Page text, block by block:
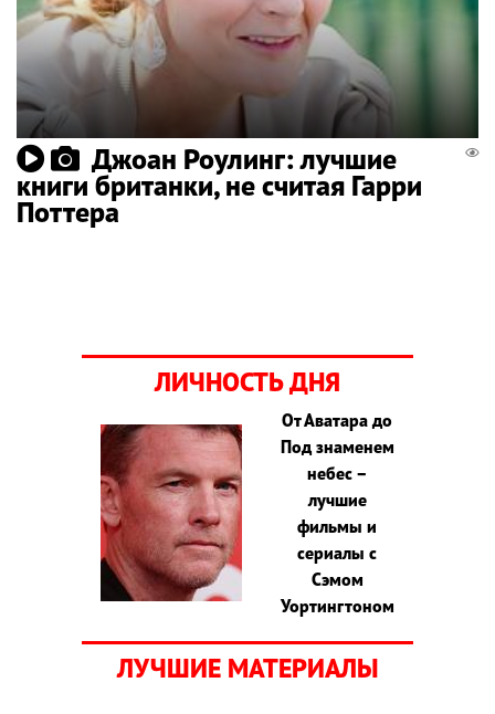
Джоан Роулинг: лучшие
книги британки, не считая Гарри
Поттера
ЛИЧНОСТЬ ДНЯ
От Аватара до
Под знаменем
небес –
лучшие
фильмы и
сериалы с
Сэмом
Уортингтоном
ЛУЧШИЕ МАТЕРИАЛЫ